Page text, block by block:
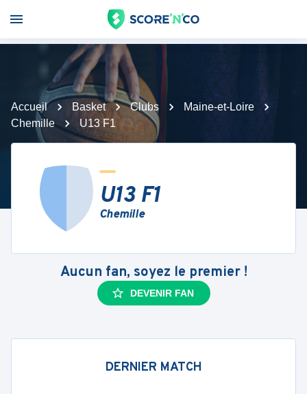
Accueil Basket Clubs
Maine-et-Loire
Chemille
U13 F1
U13 F1
Chemille
Aucun fan, soyez le premier !
DEVENIR FAN
DERNIER MATCH